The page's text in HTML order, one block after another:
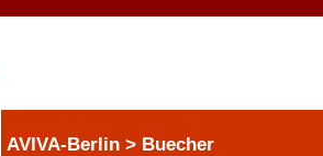
AVIVA-Berlin > Buecher